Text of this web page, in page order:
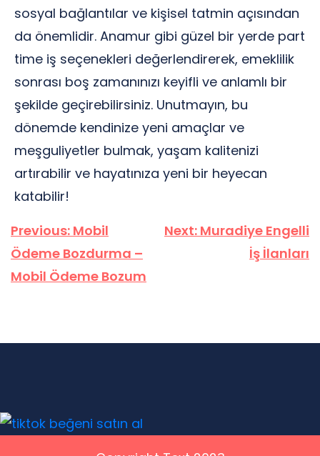
sosyal bağlantılar ve kişisel tatmin açısından
da önemlidir. Anamur gibi güzel bir yerde part
time iş seçenekleri değerlendirerek, emeklilik
sonrası boş zamanınızı keyifli ve anlamlı bir
şekilde geçirebilirsiniz. Unutmayın, bu
dönemde kendinize yeni amaçlar ve
meşguliyetler bulmak, yaşam kalitenizi
artırabilir ve hayatınıza yeni bir heyecan
katabilir!
Yazı
gezinmesi
Previous: Mobil
Ödeme Bozdurma –
Mobil Ödeme Bozum
Next: Muradiye Engelli
İş İlanları